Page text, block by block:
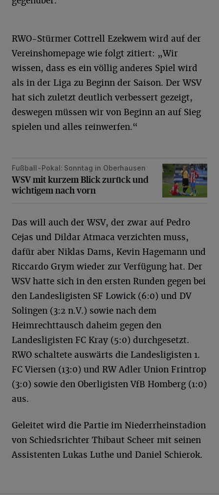
RWO-Stürmer Cottrell Ezekwem wird auf der
Vereinshomepage wie folgt zitiert: „Wir
wissen, dass es ein völlig anderes Spiel wird
als in der Liga zu Beginn der Saison. Der WSV
hat sich zuletzt deutlich verbessert gezeigt,
deswegen müssen wir von Beginn an auf Sieg
spielen und alles reinwerfen.“
WSV mit kurzem Blick zurück und wichtigem nach vorn
Fußball-Pokal: Sonntag in Oberhausen
WSV mit kurzem Blick zurück und
wichtigem nach vorn
Das will auch der WSV, der zwar auf Pedro
Cejas und Dildar Atmaca verzichten muss,
dafür aber Niklas Dams, Kevin Hagemann und
Riccardo Grym wieder zur Verfügung hat. Der
WSV hatte sich in den ersten Runden gegen bei
den Landesligisten SF Lowick (6:0) und DV
Solingen (3:2 n.V.) sowie nach dem
Heimrechttausch daheim gegen den
Landesligisten FC Kray (5:0) durchgesetzt.
RWO schaltete auswärts die Landesligisten 1.
FC Viersen (13:0) und RW Adler Union Frintrop
(3:0) sowie den Oberligisten VfB Homberg (1:0)
aus.
Geleitet wird die Partie im Niederrheinstadion
von Schiedsrichter Thibaut Scheer mit seinen
Assistenten Lukas Luthe und Daniel Schierok.